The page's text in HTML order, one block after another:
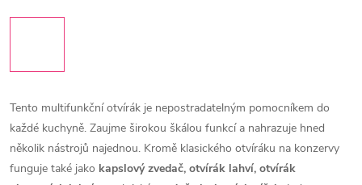
Tento multifunkční otvírák je nepostradatelným pomocníkem do
každé kuchyně. Zaujme širokou škálou funkcí a nahrazuje hned
několik nástrojů najednou. Kromě klasického otvíráku na konzervy
funguje také jako kapslový zvedač, otvírák lahví, otvírák